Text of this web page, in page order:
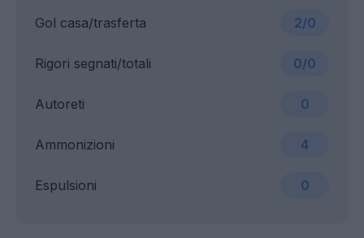
Gol casa/trasferta 2/0
Ammonizioni 4
Rigori segnati/totali 0/0
Espulsioni 0
Autoreti 0